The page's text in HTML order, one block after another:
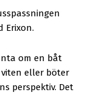
Erixon.
om en båt
eller böter
perspektiv. Det